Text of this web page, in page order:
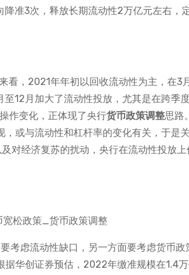
准3次，释放长期流动性2万亿元左右，
看，2021年年初以回收流动性为主，在3
至12月加大了流动性投放，尤其是在跨季
作变化，正体现了央行货币政策调整思路
或与流动性和杠杆率的变化有关，于是
对经济复苏的扰动，央行在流动性投放
考虑流动性缺口，另一方面要考虑货币
据华创证券预估，2022年缴准规模在1.4